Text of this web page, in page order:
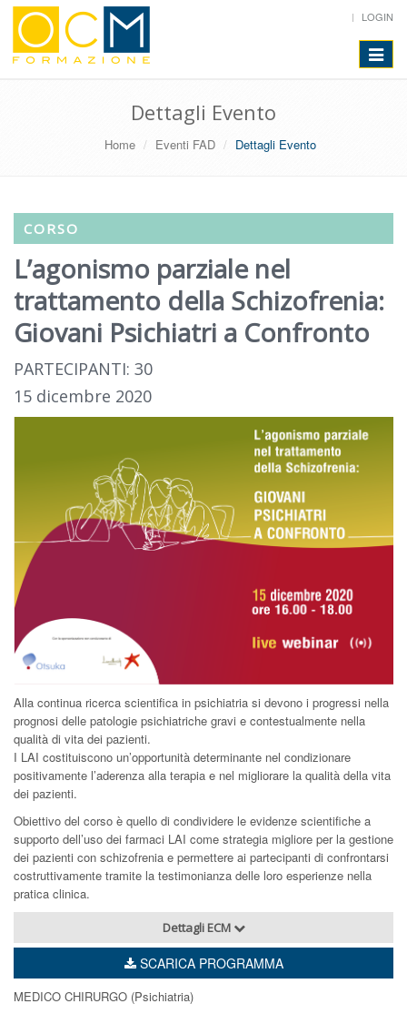
LOGIN
Toggle
Dettagli Evento
Home Eventi FAD Dettagli Evento
CORSO
L’agonismo parziale nel
trattamento della Schizofrenia:
Giovani Psichiatri a Confronto
PARTECIPANTI: 30
15 dicembre 2020
Alla continua ricerca scientifica in psichiatria si devono i progressi nella
prognosi delle patologie psichiatriche gravi e contestualmente nella
qualità di vita dei pazienti.
I LAI costituiscono un’opportunità determinante nel condizionare
positivamente l’aderenza alla terapia e nel migliorare la qualità della vita
dei pazienti.
Obiettivo del corso è quello di condividere le evidenze scientifiche a
supporto dell’uso dei farmaci LAI come strategia migliore per la gestione
dei pazienti con schizofrenia e permettere ai partecipanti di confrontarsi
costruttivamente tramite la testimonianza delle loro esperienze nella
pratica clinica.
Dettagli ECM
SCARICA PROGRAMMA
MEDICO CHIRURGO (Psichiatria)